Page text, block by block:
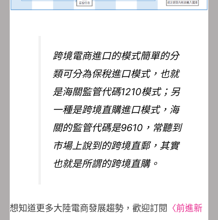
跨境電商進口的模式簡單的分
類可分為保稅進口模式，也就
是海關監管代碼1210模式；另
一種是跨境直購進口模式，海
關的監管代碼是9610，常聽到
市場上說到的跨境直郵，其實
也就是所謂的跨境直購。
想知道更多大陸電商發展趨勢，歡迎訂閱 〈前進新